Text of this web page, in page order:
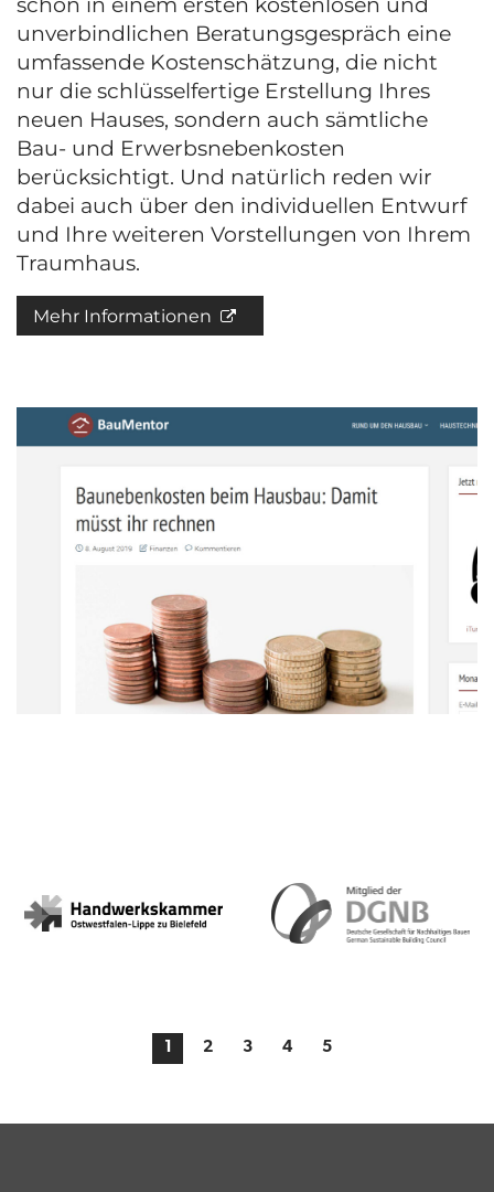
unverbindlichen Beratungsgespräch eine
umfassende Kostenschätzung, die nicht
nur die schlüsselfertige Erstellung Ihres
neuen Hauses, sondern auch sämtliche
Bau- und Erwerbsnebenkosten
berücksichtigt. Und natürlich reden wir
dabei auch über den individuellen Entwurf
und Ihre weiteren Vorstellungen von Ihrem
Traumhaus.
Mehr Informationen
1 2 3 4 5